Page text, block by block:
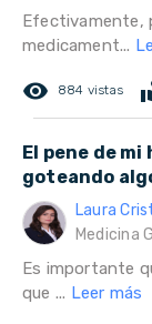
Efectivamente,
medicament...
remove_red_eye 884 vistas
El pene de
goteando
Laura
Medicina
Es importante
que ... Leer más